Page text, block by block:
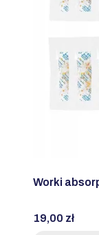
Worki
Cena
19,00 zł